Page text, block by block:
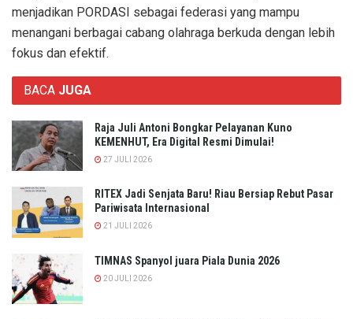
menjadikan PORDASI sebagai federasi yang mampu
menangani berbagai cabang olahraga berkuda dengan lebih
fokus dan efektif.
BACA JUGA
Raja Juli Antoni Bongkar Pelayanan Kuno
KEMENHUT, Era Digital Resmi Dimulai!
27 JULI 2026
RITEX Jadi Senjata Baru! Riau Bersiap Rebut Pasar
Pariwisata Internasional
21 JULI 2026
TIMNAS Spanyol juara Piala Dunia 2026
20 JULI 2026